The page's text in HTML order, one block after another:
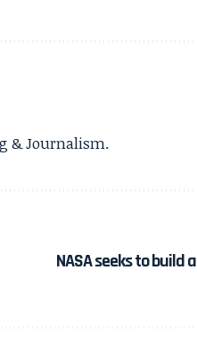
& Journalism.
NASA seeks to build